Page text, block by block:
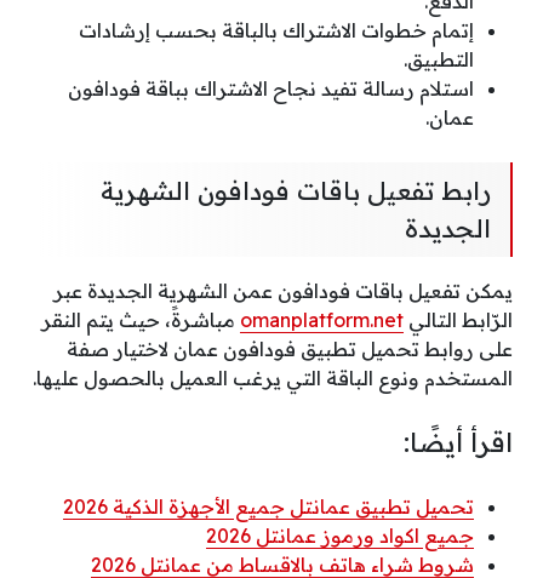
إتمام خطوات الاشتراك بالباقة بحسب إرشادات
التطبيق.
استلام رسالة تفيد نجاح الاشتراك بباقة فودافون
عمان.
رابط تفعيل باقات فودافون الشهرية
الجديدة
يمكن تفعيل باقات فودافون عمن الشهرية الجديدة عبر
الرّابط التالي omanplatform.net مباشرةً، حيث يتم النقر
على روابط تحميل تطبيق فودافون عمان لاختيار صفة
المستخدم ونوع الباقة التي يرغب العميل بالحصول عليها.
اقرأ أيضًا:
تحميل تطبيق عمانتل جميع الأجهزة الذكية 2026
جميع اكواد ورموز عمانتل 2026
شروط شراء هاتف بالاقساط من عمانتل 2026